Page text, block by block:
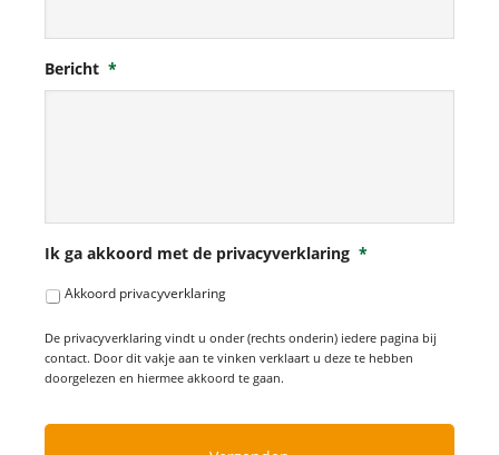
Bericht *
Ik ga akkoord met de privacyverklaring *
Akkoord privacyverklaring
De privacyverklaring vindt u onder (rechts onderin) iedere pagina bij
contact. Door dit vakje aan te vinken verklaart u deze te hebben
doorgelezen en hiermee akkoord te gaan.